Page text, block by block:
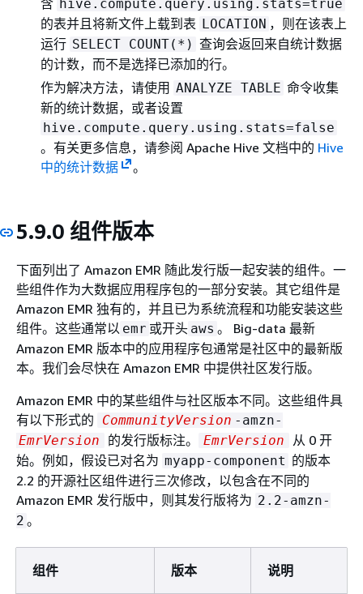
含 hive.compute.query.using.stats=true
的表并且将新文件上载到表 LOCATION ，则在该表上
运行 SELECT COUNT(*) 查询会返回来自统计数据
的计数，而不是选择已添加的行。
作为解决方法，请使用 ANALYZE TABLE 命令收集
新的统计数据，或者设置
hive.compute.query.using.stats=false
。有关更多信息，请参阅 Apache Hive 文档中的 Hive
中的统计数据
。
5.9.0 组件版本
下面列出了 Amazon EMR 随此发行版一起安装的组件。一
些组件作为大数据应用程序包的一部分安装。其它组件是
Amazon EMR 独有的，并且已为系统流程和功能安装这些
组件。这些通常以 emr 或开头 aws 。 Big-data 最新
Amazon EMR 版本中的应用程序包通常是社区中的最新版
本。我们会尽快在 Amazon EMR 中提供社区发行版。
Amazon EMR 中的某些组件与社区版本不同。这些组件具
有以下形式的
CommunityVersion -amzn-
EmrVersion
的发行版标注。 EmrVersion
从 0 开
始。例如，假设已对名为 myapp-component 的版本
2.2 的开源社区组件进行三次修改，以包含在不同的
Amazon EMR 发行版中，则其发行版将为 2.2-amzn-
2 。
组件 版本 说明